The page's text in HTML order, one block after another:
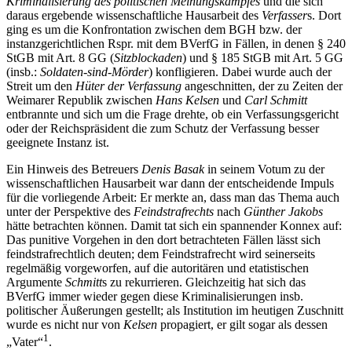
daraus ergebende wissenschaftliche Hausarbeit des Verfassers. Dort
ging es um die Konfrontation zwischen dem BGH bzw. der
instanzgerichtlichen Rspr. mit dem BVerfG in Fällen, in denen § 240
StGB mit Art. 8 GG (Sitzblockaden) und § 185 StGB mit Art. 5 GG
(insb.: Soldaten-sind-Mörder) konfligieren. Dabei wurde auch der
Streit um den Hüter der Verfassung angeschnitten, der zu Zeiten der
Weimarer Republik zwischen Hans Kelsen und Carl Schmitt
entbrannte und sich um die Frage drehte, ob ein Verfassungsgericht
oder der Reichspräsident die zum Schutz der Verfassung besser
geeignete Instanz ist.
Ein Hinweis des Betreuers Denis Basakin seinem Votum zu der
wissenschaftlichen Hausarbeit war dann der entscheidende Impuls
für die vorliegende Arbeit: Er merkte an, dass man das Thema auch
unter der Perspektive des Feindstrafrechts nach Günther Jakobs
hätte betrachten können. Damit tat sich ein spannender Konnex auf:
Das punitive Vorgehen in den dort betrachteten Fällen lässt sich
feindstrafrechtlich deuten; dem Feindstrafrecht wird seinerseits
regelmäßig vorgeworfen, auf die autoritären und etatistischen
Argumente Schmitts zu rekurrieren. Gleichzeitig hat sich das
BVerfG immer wieder gegen diese Kriminalisierungen insb.
politischer Äußerungen gestellt; als Institution im heutigen Zuschnitt
wurde es nicht nur von Kelsen propagiert, er gilt sogar als dessen
„Vater“1 .